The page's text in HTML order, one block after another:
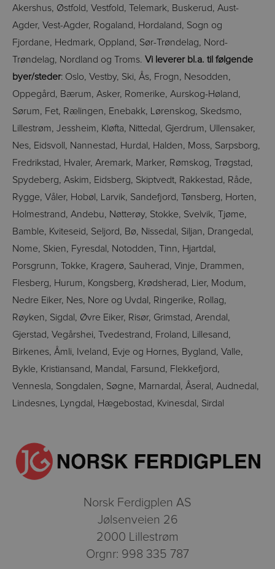
Akershus, Østfold, Vestfold, Telemark, Buskerud, Aust-
Agder, Vest-Agder, Rogaland, Hordaland, Sogn og
Fjordane, Hedmark, Oppland, Sør-Trøndelag, Nord-
Trøndelag, Nordland og Troms. Vi leverer bl.a. til følgende
byer/steder: Oslo, Vestby, Ski, Ås, Frogn, Nesodden,
Oppegård, Bærum, Asker, Romerike, Aurskog-Høland,
Sørum, Fet, Rælingen, Enebakk, Lørenskog, Skedsmo,
Lillestrøm, Jessheim, Kløfta, Nittedal, Gjerdrum, Ullensaker,
Nes, Eidsvoll, Nannestad, Hurdal, Halden, Moss, Sarpsborg,
Fredrikstad, Hvaler, Aremark, Marker, Rømskog, Trøgstad,
Spydeberg, Askim, Eidsberg, Skiptvedt, Rakkestad, Råde,
Rygge, Våler, Hobøl, Larvik, Sandefjord, Tønsberg, Horten,
Holmestrand, Andebu, Nøtterøy, Stokke, Svelvik, Tjøme,
Bamble, Kviteseid, Seljord, Bø, Nissedal, Siljan, Drangedal,
Nome, Skien, Fyresdal, Notodden, Tinn, Hjartdal,
Porsgrunn, Tokke, Kragerø, Sauherad, Vinje, Drammen,
Flesberg, Hurum, Kongsberg, Krødsherad, Lier, Modum,
Nedre Eiker, Nes, Nore og Uvdal, Ringerike, Rollag,
Røyken, Sigdal, Øvre Eiker, Risør, Grimstad, Arendal,
Gjerstad, Vegårshei, Tvedestrand, Froland, Lillesand,
Birkenes, Åmli, Iveland, Evje og Hornes, Bygland, Valle,
Bykle, Kristiansand, Mandal, Farsund, Flekkefjord,
Vennesla, Songdalen, Søgne, Marnardal, Åseral, Audnedal,
Lindesnes, Lyngdal, Hægebostad, Kvinesdal, Sirdal
Norsk Ferdigplen AS
Jølsenveien 26
2000 Lillestrøm
Orgnr: 998 335 787